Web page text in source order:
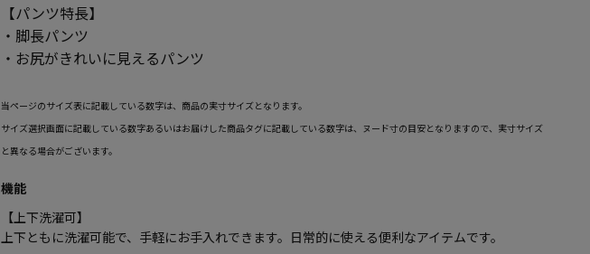
【パンツ特長】
・脚長パンツ
・お尻がきれいに見えるパンツ
当ページのサイズ表に記載している数字は、商品の実寸サイズとなります。
サイズ選択画面に記載している数字あるいはお届けした商品タグに記載している数字は、ヌード寸の目安となりますので、実寸サイズ
と異なる場合がございます。
機能
【上下洗濯可】
上下ともに洗濯可能で、手軽にお手入れできます。日常的に使える便利なアイテムです。